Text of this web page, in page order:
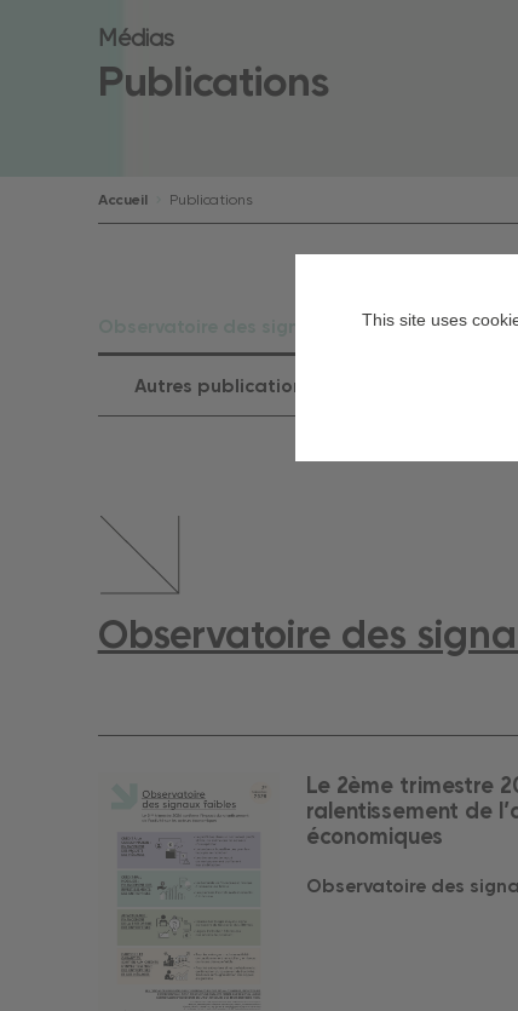
Médias
Publications
Accueil Publications
Observatoire des signaux faibles
Autres publications
Observatoire des
Le 2ème trimestre
ralentissement de
économiques
Observatoire des
This site uses